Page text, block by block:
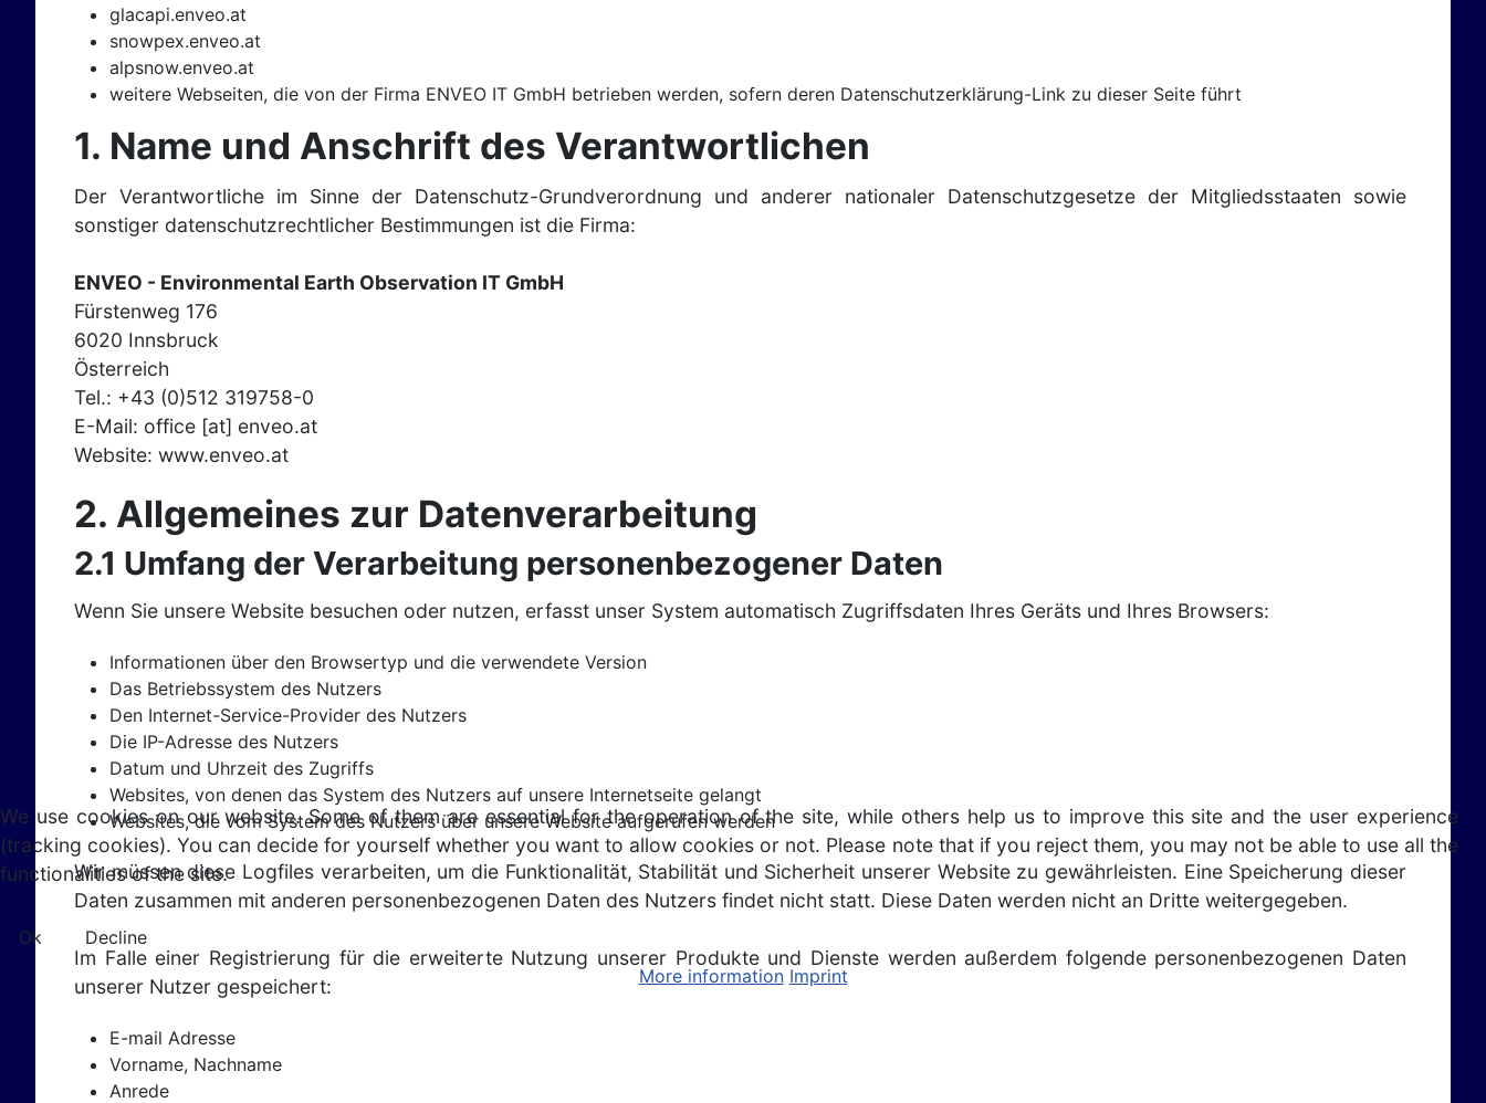
glacapi.enveo.at
snowpex.enveo.at
alpsnow.enveo.at
weitere Webseiten, die von der Firma ENVEO IT GmbH betrieben werden, sofern deren Datenschutzerklärung-Link zu dieser Seite führt
1. Name und Anschrift des Verantwortlichen
Der Verantwortliche im Sinne der Datenschutz-Grundverordnung und anderer nationaler Datenschutzgesetze der Mitgliedsstaaten sowie
sonstiger datenschutzrechtlicher Bestimmungen ist die Firma:
ENVEO - Environmental Earth Observation IT GmbH
Fürstenweg 176
6020 Innsbruck
Österreich
Tel.: +43 (0)512 319758-0
E-Mail: office [at] enveo.at
Website: www.enveo.at
2. Allgemeines zur Datenverarbeitung
2.1 Umfang der Verarbeitung personenbezogener Daten
Wenn Sie unsere Website besuchen oder nutzen, erfasst unser System automatisch Zugriffsdaten Ihres Geräts und Ihres Browsers:
Informationen über den Browsertyp und die verwendete Version
Das Betriebssystem des Nutzers
Den Internet-Service-Provider des Nutzers
Die IP-Adresse des Nutzers
Datum und Uhrzeit des Zugriffs
Websites, von denen das System des Nutzers auf unsere Internetseite gelangt
Websites, die vom System des Nutzers über unsere Website aufgerufen werden
Wir müssen diese Logfiles verarbeiten, um die Funktionalität, Stabilität und Sicherheit unserer Website zu gewährleisten. Eine Speicherung dieser
Daten zusammen mit anderen personenbezogenen Daten des Nutzers findet nicht statt. Diese Daten werden nicht an Dritte weitergegeben.
Im Falle einer Registrierung für die erweiterte Nutzung unserer Produkte und Dienste werden außerdem folgende personenbezogenen Daten
unserer Nutzer gespeichert:
E-mail Adresse
Vorname, Nachname
Anrede
We use cookies on our website. Some of them are essential for the operation of the site, while others help us to improve this site and the user experience
(tracking cookies). You can decide for yourself whether you want to allow cookies or not. Please note that if you reject them, you may not be able to use all the
functionalities of the site.
Ok
Decline
More information Imprint